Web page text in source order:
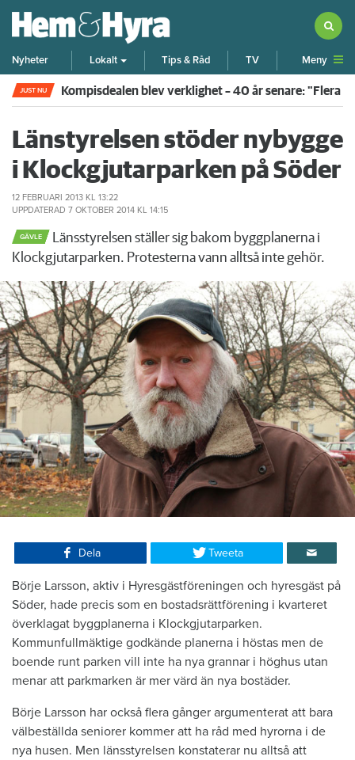
Nyheter Lokalt Tips & Råd TV Meny
JUST NU Kompisdealen blev verklighet – 40 år senare: "Flera
Länstyrelsen stöder nybygge
i Klockgjutarparken på Söder
12 FEBRUARI 2013 KL 13:22
UPPDATERAD 7 OKTOBER 2014 KL 14:15
GÄVLE
Länsstyrelsen ställer sig bakom byggplanerna i
Klockgjutarparken. Protesterna vann alltså inte gehör.
Dela Tweeta
Börje Larsson, aktiv i Hyresgästföreningen och hyresgäst på
Söder, hade precis som en bostadsrättförening i kvarteret
överklagat byggplanerna i Klockgjutarparken.
Kommunfullmäktige godkände planerna i höstas men de
boende runt parken vill inte ha nya grannar i höghus utan
menar att parkmarken är mer värd än nya bostäder.
Börje Larsson har också flera gånger argumenterat att bara
välbeställda seniorer kommer att ha råd med hyrorna i de
nya husen. Men länsstyrelsen konstaterar nu alltså att